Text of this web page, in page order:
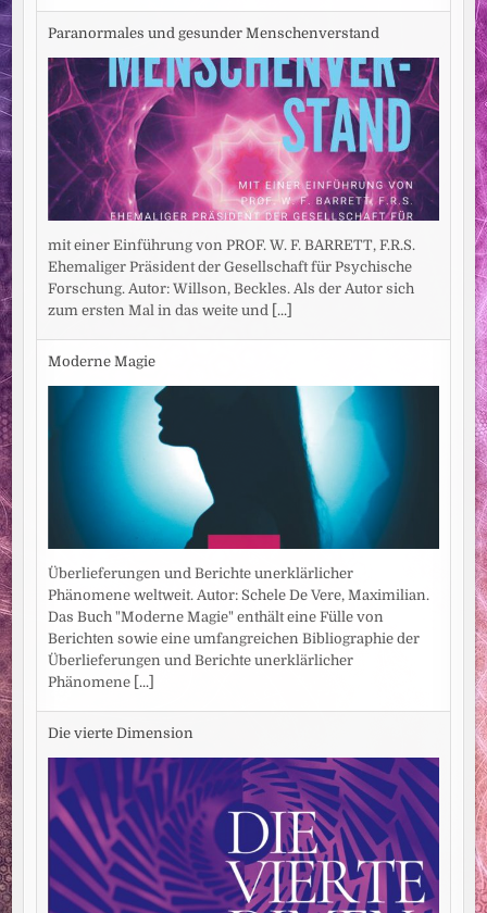
Paranormales und gesunder Menschenverstand
mit einer Einführung von PROF. W. F. BARRETT, F.R.S.
Ehemaliger Präsident der Gesellschaft für Psychische
Forschung. Autor: Willson, Beckles. Als der Autor sich
zum ersten Mal in das weite und
[...]
Moderne Magie
Überlieferungen und Berichte unerklärlicher
Phänomene weltweit. Autor: Schele De Vere, Maximilian.
Das Buch "Moderne Magie" enthält eine Fülle von
Berichten sowie eine umfangreichen Bibliographie der
Überlieferungen und Berichte unerklärlicher
Phänomene [...]
Die vierte Dimension